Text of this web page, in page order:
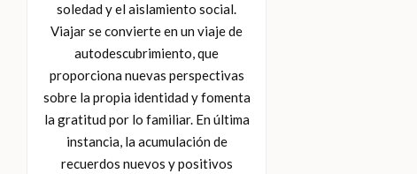
soledad y el aislamiento social.
Viajar se convierte en un viaje de
autodescubrimiento, que
proporciona nuevas perspectivas
sobre la propia identidad y fomenta
la gratitud por lo familiar. En última
instancia, la acumulación de
recuerdos nuevos y positivos